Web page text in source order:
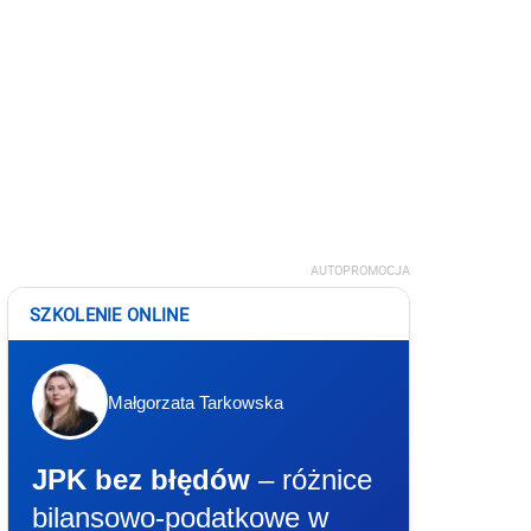
AUTOPROMOCJA
SZKOLENIE ONLINE
Małgorzata Tarkowska
JPK bez błędów – różnice
bilansowo-podatkowe w